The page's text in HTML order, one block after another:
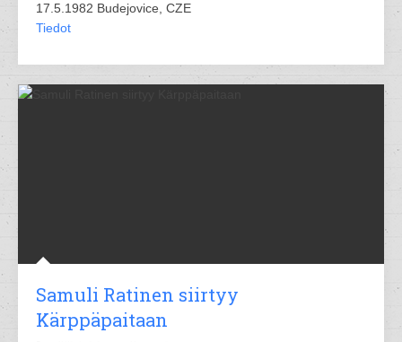
17.5.1982 Budejovice, CZE
Tiedot
Samuli Ratinen siirtyy
Kärppäpaitaan